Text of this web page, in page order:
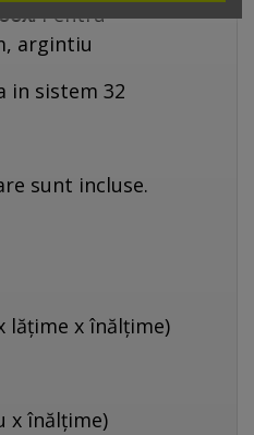
Pentru
argintiu
in sistem 32
sunt incluse.
lățime x înălțime)
x înălțime)